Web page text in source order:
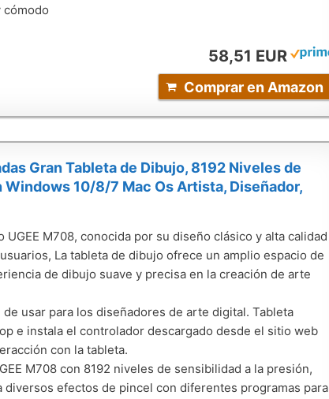
cómodo
58,51 EUR
Comprar en Amazon
Gran Tableta de Dibujo, 8192 Niveles de
10/8/7 Mac Os Artista, Diseñador,
M708, conocida por su diseño clásico y alta calidad
La tableta de dibujo ofrece un amplio espacio de
de dibujo suave y precisa en la creación de arte
usar para los diseñadores de arte digital. Tableta
e instala el controlador descargado desde el sitio web
con la tableta.
M708 con 8192 niveles de sensibilidad a la presión,
efectos de pincel con diferentes programas para